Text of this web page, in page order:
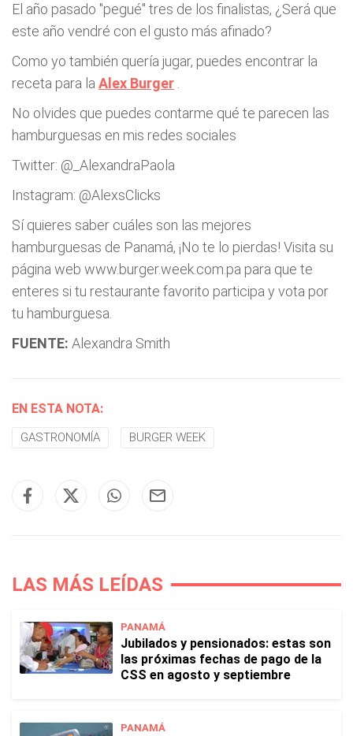
El año pasado "pegué" tres de los finalistas, ¿Será que
este año vendré con el gusto más afinado?
Como yo también quería jugar, puedes encontrar la
receta para la Alex Burger
No olvides que puedes contarme qué te parecen las
hamburguesas en mis redes sociales
Twitter: @_AlexandraPaola
Instagram: @AlexsClicks
Sí quieres saber cuáles son las mejores
hamburguesas de Panamá, ¡No te lo pierdas! Visita su
página web www.burger.week.com.pa para que te
enteres si tu restaurante favorito participa y vota por
tu hamburguesa.
FUENTE: Alexandra Smith
EN ESTA NOTA:
GASTRONOMÍA BURGER WEEK
LAS MÁS LEÍDAS
PANAMÁ
Jubilados y pensionados: estas son
las próximas fechas de pago de la
CSS en agosto y septiembre
PANAMÁ